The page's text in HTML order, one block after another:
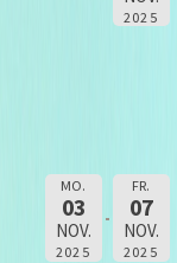
2025
MO.
03
NOV.
2025
FR.
07
NOV.
2025